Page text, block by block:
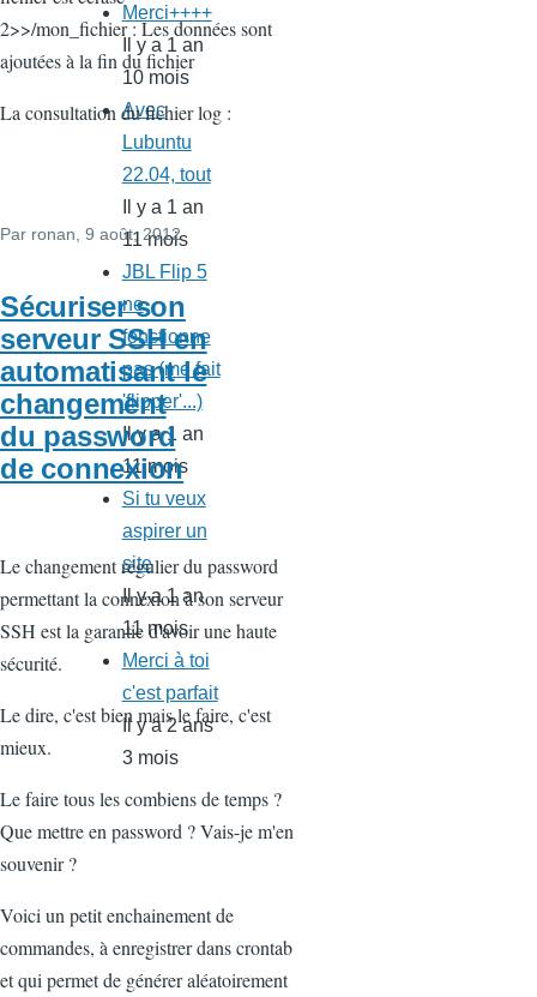
2>>/mon_fichier : Les données sont
ajoutées à la fin du fichier
La consultation du fichier log :
Par ronan , 9 août, 2012
Sécuriser son
serveur SSH en
automatisant le
changement
du password
de connexion
Le changement régulier du password
permettant la connexion à son serveur
SSH est la garantie d'avoir une haute
sécurité.
Le dire, c'est bien mais le faire, c'est
mieux.
Le faire tous les combiens de temps ?
Que mettre en password ? Vais-je m'en
souvenir ?
Voici un petit enchainement de
commandes, à enregistrer dans crontab
et qui permet de générer aléatoirement
Merci++++
Il y a 1 an
10 mois
Avec
Lubuntu
22.04, tout
Il y a 1 an
11 mois
JBL Flip 5
ne
fonctionne
pas (me fait
'flipper'...)
Il y a 1 an
11 mois
Si tu veux
aspirer un
site
Il y a 1 an
11 mois
Merci à toi
c'est parfait
Il y a 2 ans
3 mois